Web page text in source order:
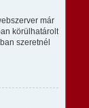
már
körülhatárolt
szeretnél